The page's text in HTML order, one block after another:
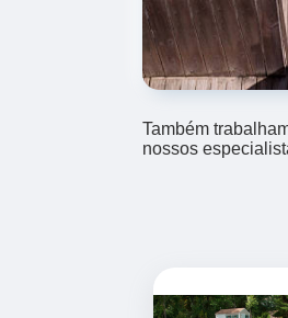
Também
nossos